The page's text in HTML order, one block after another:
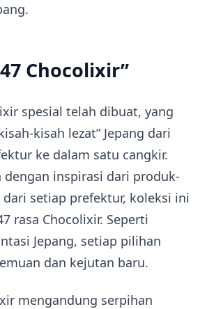
Chocolixir”
spesial telah dibuat, yang
kisah lezat” Jepang dari
ke dalam satu cangkir.
dengan inspirasi dari produk-
setiap prefektur, koleksi ini
rasa Chocolixir. Seperti
Jepang, setiap pilihan
dan kejutan baru.
mengandung serpihan